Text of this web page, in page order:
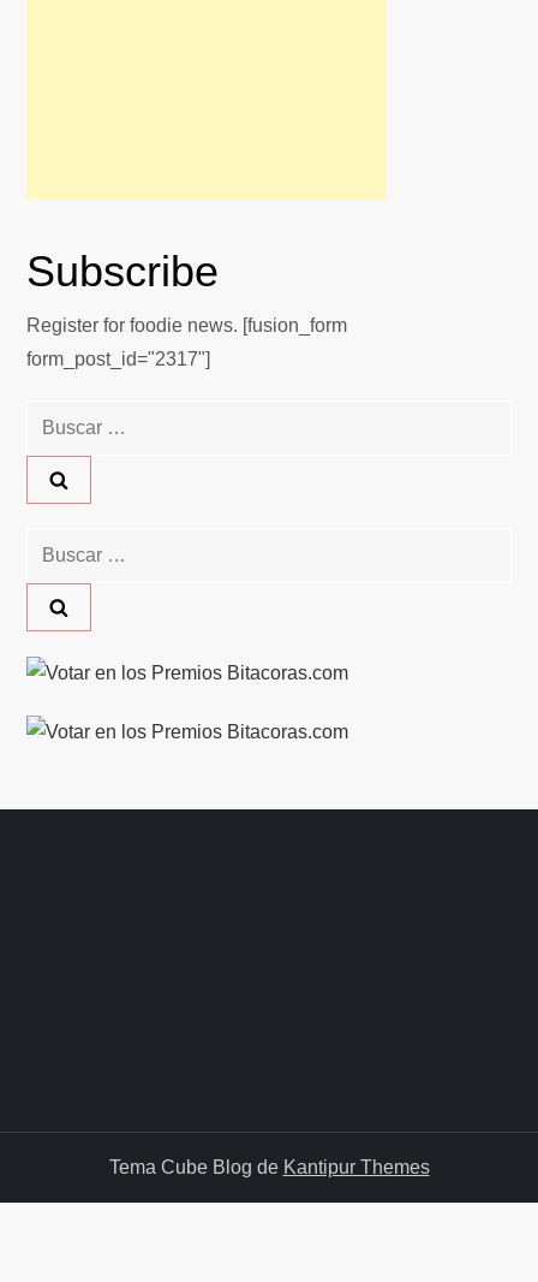
Subscribe
Register for foodie news. [fusion_form
form_post_id="2317"]
Buscar:
Buscar:
Tema Cube Blog de Kantipur Themes